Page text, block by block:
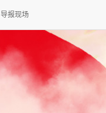
导报现场